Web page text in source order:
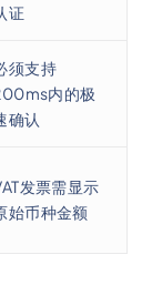
证
须支持
内的极
确认
发票需显示
始币种金额